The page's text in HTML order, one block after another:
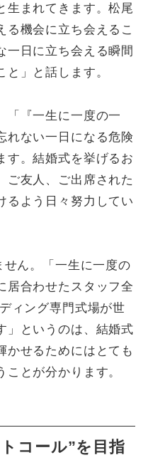
生まれてきます。松尾
る機会に立ち会えるこ
一日に立ち会える瞬間
」と話します。
「『一生に一度の一
れない一日になる危険
す。結婚式を挙げるお
ご友人、ご出席された
るよう日々努力してい
せん。「一生に一度の
居合わせたスタッフ全
ィング専門式場が世
」というのは、結婚式
かせるためにはとても
とが分かります。
コール”を目指